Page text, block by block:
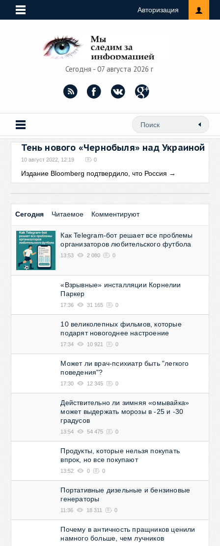
Авторизация
Сегодня - 07 августа 2026 г
Тень нового «Чернобыля» над Украиной
10 август 2022, 12:19 0
Издание Bloomberg подтвердило, что Россия →
Сегодня Читаемое Комментируют
Как Telegram-бот решает все проблемы
организаторов любительского футбола
13:53 2 080 0
«Взрывные» инсталляции Корнелии
Паркер
17:36 31 165 0
10 великолепных фильмов, которые
подарят новогоднее настроение
17:34 10 921 0
Может ли врач-психиатр быть "легкого
поведения"?
17:30 12 345 0
Действительно ли зимняя «омывайка»
может выдержать морозы в -25 и -30
градусов
13:54 54 475 0
Продукты, которые нельзя покупать
впрок, но все покупают
13:52 0 0
Портативные дизельные и бензиновые
генераторы
11:36 18 311 0
Почему в античность пращников ценили
намного больше, чем лучников